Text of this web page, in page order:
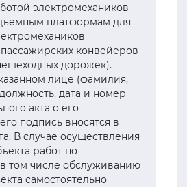
электромехаников
платформам для
конвейеров
дорожек).
лице (фамилия,
дата и номер
акта о его
подпись вносятся в
В случае осуществления
работ по
том числе обслуживанию
самостоятельно